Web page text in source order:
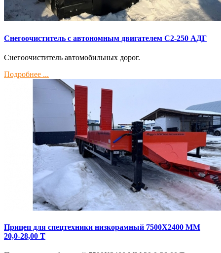
Снегоочиститель с автономным двигателем С2-250 АДГ
Снегоочиститель автомобильных дорог.
Подробнее ...
Прицеп для спецтехники низкорамный 7500Х2400 ММ
20,0-28,00 Т